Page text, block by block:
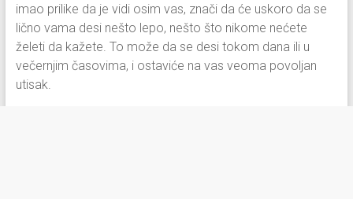
imao prilike da je vidi osim vas, znači da će uskoro da se
lično vama desi nešto lepo, nešto što nikome nećete
želeti da kažete. To može da se desi tokom dana ili u
večernjim časovima, i ostaviće na vas veoma povoljan
utisak.